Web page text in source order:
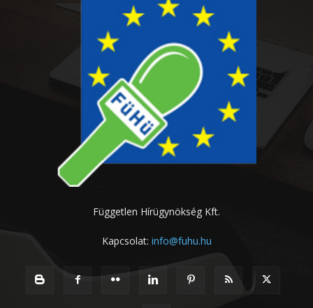
Független Hírügynökség Kft.
Kapcsolat: info@fuhu.hu